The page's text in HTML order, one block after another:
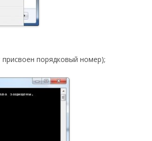
порядковый номер);